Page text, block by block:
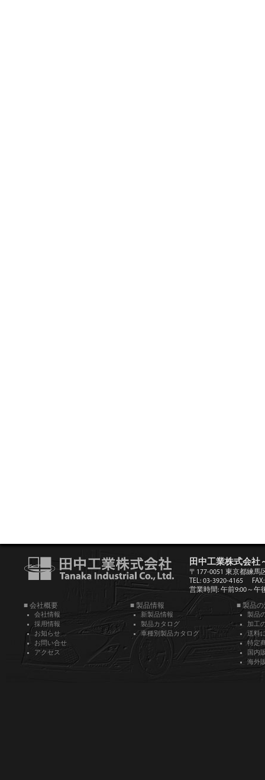
田中工業株式会社
〒177-0051 東京都練馬
TEL: 03-3920-4165
営業時間: 午前9:00～午
■ 会社概要
会社情報
採用情報
お知らせ
お問い合せ
アクセス
■ 製品情報
新製品情報
製品カタログ
車種別製品カタログ
■ 製品
製品
加工
送料
特定
国内
海外